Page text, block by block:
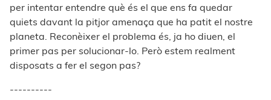
per intentar entendre què és el que ens fa quedar
quiets davant la pitjor amenaça que ha patit el nostre
planeta. Reconèixer el problema és, ja ho diuen, el
primer pas per solucionar-lo. Però estem realment
disposats a fer el segon pas?
----------